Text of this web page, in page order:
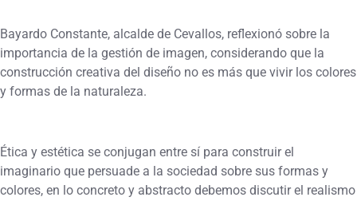
Bayardo Constante, alcalde de Cevallos, reflexionó sobre la
importancia de la gestión de imagen, considerando que la
construcción creativa del diseño no es más que vivir los colores
y formas de la naturaleza.
Ética y estética se conjugan entre sí para construir el
imaginario que persuade a la sociedad sobre sus formas y
colores, en lo concreto y abstracto debemos discutir el realismo